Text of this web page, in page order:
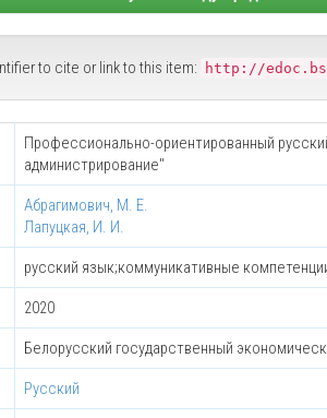
to cite or link to this item: http://
Профессионально-ориентированный
администрирование"
Абрагимович, М. Е.
Лапуцкая, И. И.
русский язык;коммуникативные
2020
Белорусский государственный
Русский